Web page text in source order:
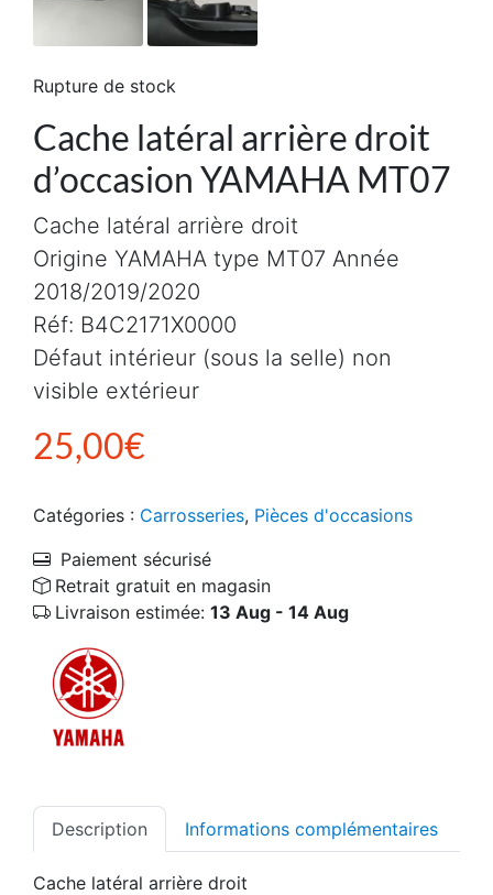
Cache latéral arrière droit
d’occasion YAMAHA MT07
25,00€
Cache latéral arrière droit
Origine YAMAHA type MT07 Année
2018/2019/2020
Réf: B4C2171X0000
Défaut intérieur (sous la selle) non
visible extérieur
Rupture de stock
Catégories : Carrosseries, Pièces d'occasions
Paiement sécurisé
Retrait gratuit en magasin
Livraison estimée: 13 Aug - 14 Aug
Description Informations complémentaires
Cache latéral arrière droit